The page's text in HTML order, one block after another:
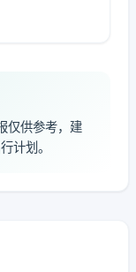
仅供参考，建
计划。